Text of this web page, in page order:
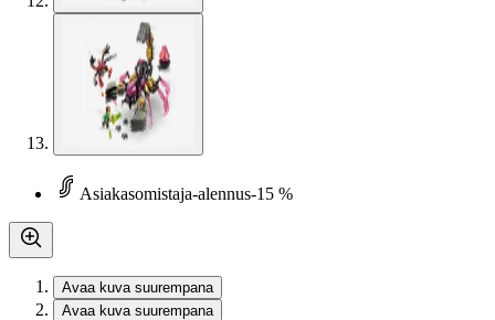
Asiakasomistaja-alennus-15 %
Avaa kuva suurempana
Avaa kuva suurempana